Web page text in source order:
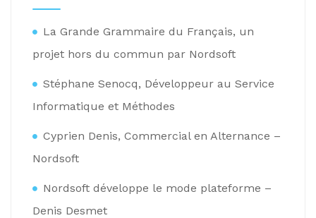
La Grande Grammaire du Français, un
projet hors du commun par Nordsoft
Stéphane Senocq, Développeur au Service
Informatique et Méthodes
Cyprien Denis, Commercial en Alternance –
Nordsoft
Nordsoft développe le mode plateforme –
Denis Desmet